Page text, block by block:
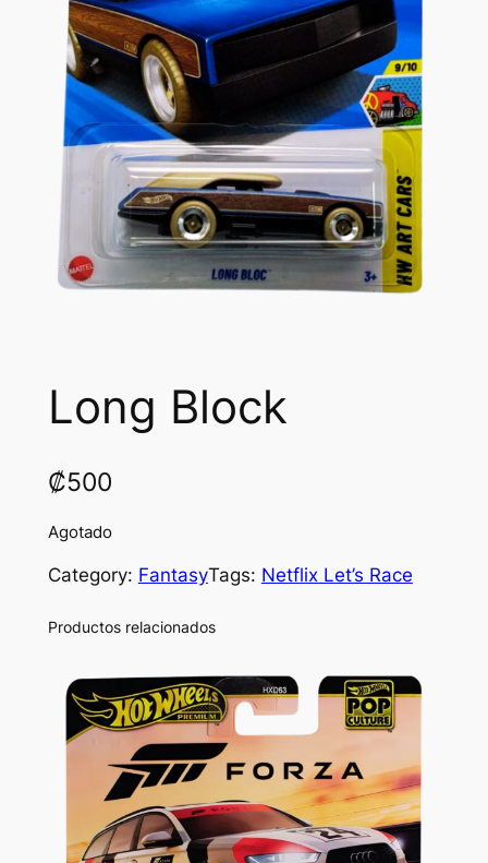
Long Block
₡500
Agotado
Category: FantasyTags: Netflix Let’s Race
Productos relacionados